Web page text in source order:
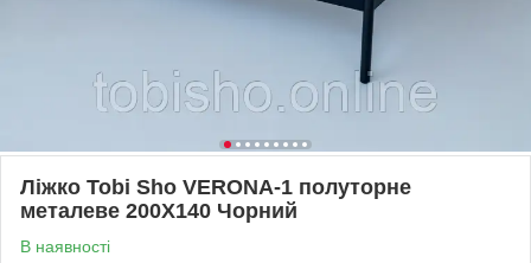
Ліжко Tobi Sho VERONA-1 полуторне
металеве 200X140 Чорний
В наявності